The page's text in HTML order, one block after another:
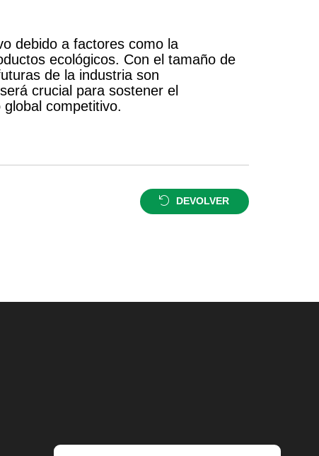
debido a factores como la
ecológicos. Con el tamaño de
de la industria son
crucial para sostener el
competitivo.
DEVOLVER